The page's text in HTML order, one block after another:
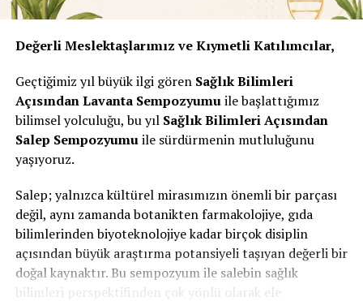
Değerli Meslektaşlarımız ve Kıymetli Katılımcılar,
Geçtiğimiz yıl büyük ilgi gören Sağlık Bilimleri
Açısından Lavanta Sempozyumuile başlattığımız
bilimsel yolculuğu, bu yıl Sağlık Bilimleri Açısından
Salep Sempozyumuile sürdürmenin mutluluğunu
yaşıyoruz.
Salep; yalnızca kültürel mirasımızın önemli bir parçası
değil, aynı zamanda botanikten farmakolojiye, gıda
bilimlerinden biyoteknolojiye kadar birçok disiplin
açısından büyük araştırma potansiyeli taşıyan değerli bir
doğal kaynaktır. Bu sempozyum ile salebin sağlık
bilimleri perspektifinden çok yönlü olarak ele